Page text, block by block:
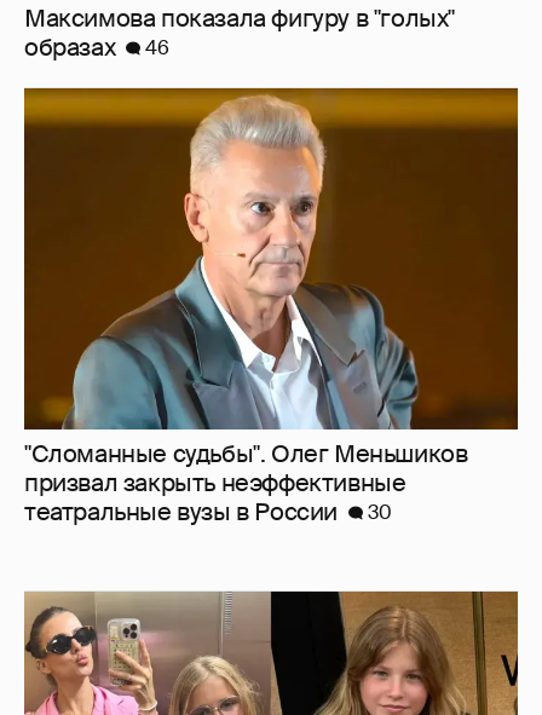
"Сломанные судьбы". Олег Меньшиков
призвал закрыть неэффективные
театральные вузы в России
Внучки Светланы и Фёдора Бондарчук
отдыхают в Испании с матерью и братьями